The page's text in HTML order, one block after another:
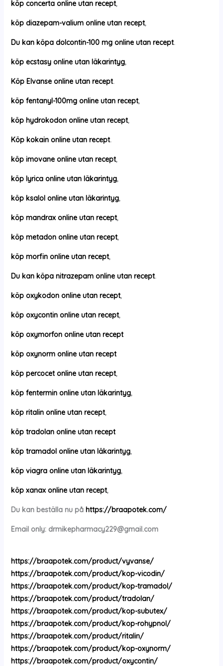
köp concerta online utan recept,
köp diazepam-valium online utan recept,
Du kan köpa dolcontin-100 mg online utan recept.
köp ecstasy online utan läkarintyg,
Köp Elvanse online utan recept.
köp fentanyl-100mg online utan recept,
köp hydrokodon online utan recept,
Köp kokain online utan recept.
köp imovane online utan recept,
köp lyrica online utan läkarintyg,
köp ksalol online utan läkarintyg,
köp mandrax online utan recept,
köp metadon online utan recept,
köp morfin online utan recept,
Du kan köpa nitrazepam online utan recept.
köp oxykodon online utan recept,
köp oxycontin online utan recept,
köp oxymorfon online utan recept
köp oxynorm online utan recept
köp percocet online utan recept,
köp fentermin online utan läkarintyg,
köp ritalin online utan recept,
köp tradolan online utan recept
köp tramadol online utan läkarintyg,
köp viagra online utan läkarintyg,
köp xanax online utan recept,
Du kan beställa nu på https://braapotek.com/
Email only: drmikepharmacy229@gmail.com
https://braapotek.com/product/vyvanse/
https://braapotek.com/product/kop-vicodin/
https://braapotek.com/product/kop-tramadol/
https://braapotek.com/product/tradolan/
https://braapotek.com/product/kop-subutex/
https://braapotek.com/product/kop-rohypnol/
https://braapotek.com/product/ritalin/
https://braapotek.com/product/kop-oxynorm/
https://braapotek.com/product/oxycontin/